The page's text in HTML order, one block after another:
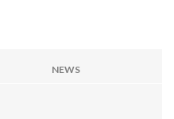
NEWS